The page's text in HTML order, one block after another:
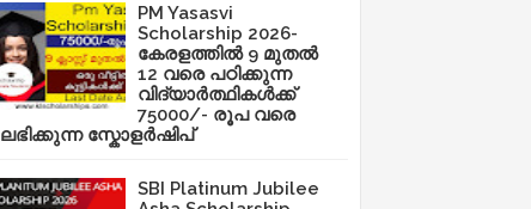
PM Yasasvi
Scholarship 2026-
കേരളത്തിൽ 9 മുതൽ
12 വരെ പഠിക്കുന്ന
വിദ്യാർത്ഥികൾക്ക്
75000/- രൂപ വരെ
ലഭിക്കുന്ന സ്കോളർഷിപ്
SBI Platinum Jubilee